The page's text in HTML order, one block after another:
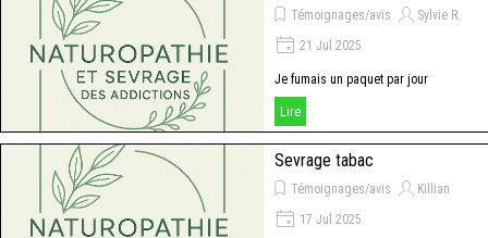
Témoignages/avis
Sylvie R.
21 Jul 2025
Je fumais un paquet par jour
Lire
Sevrage tabac
Témoignages/avis
Killian
17 Jul 2025